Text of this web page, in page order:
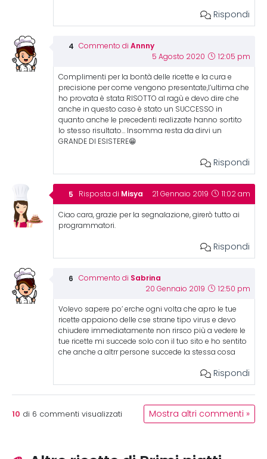
Rispondi
Commento di Annny
5 Agosto 2020 12:05 pm
Complimenti per la bontà delle ricette e la cura e
precisione per come vengono presentate,l’ultima che
ho provata è stata RISOTTO al ragù e devo dire che
anche in questo caso è stato un SUCCESSO in
quanto anche le precedenti realizzate hanno sortito
lo stesso risultato… Insomma resta da dirvi un
GRANDE DI ESISTERE😁
Rispondi
Risposta di Misya 21 Gennaio 2019 11:02 am
Ciao cara, grazie per la segnalazione, girerò tutto ai
programmatori.
Rispondi
Commento di Sabrina
20 Gennaio 2019 12:50 pm
Volevo sapere po’ erche ogni volta che apro le tue
ricette appaiono delle cse strane tipo virus e devo
chiudere immediatamente non rirsco più a vedere le
tue ricette mi succede solo con il tuo sito e ho sentito
che anche a altrr persone succede la stessa cosa
Rispondi
10 di 6 commenti visualizzati Mostra altri commenti »